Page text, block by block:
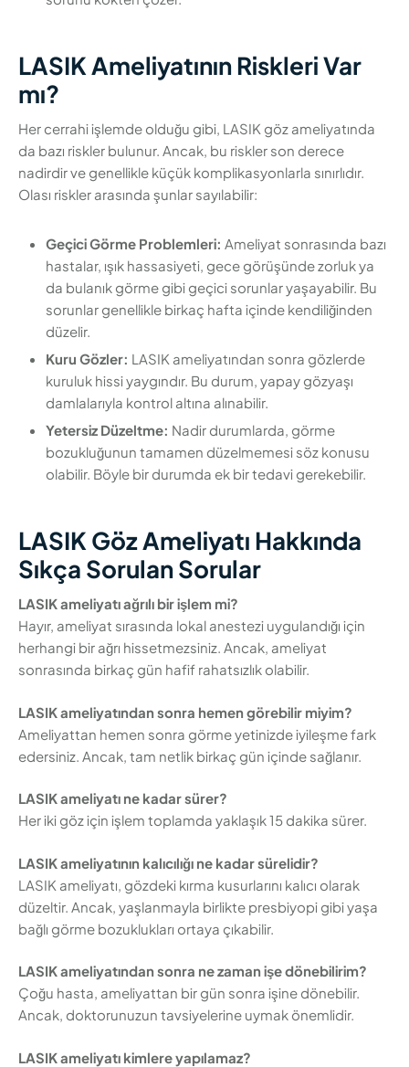
LASIK Ameliyatının Riskleri Var
mı?
Her cerrahi işlemde olduğu gibi, LASIK göz ameliyatında
da bazı riskler bulunur. Ancak, bu riskler son derece
nadirdir ve genellikle küçük komplikasyonlarla sınırlıdır.
Olası riskler arasında şunlar sayılabilir:
Geçici Görme Problemleri: Ameliyat sonrasında bazı
hastalar, ışık hassasiyeti, gece görüşünde zorluk ya
da bulanık görme gibi geçici sorunlar yaşayabilir. Bu
sorunlar genellikle birkaç hafta içinde kendiliğinden
düzelir.
Kuru Gözler: LASIK ameliyatından sonra gözlerde
kuruluk hissi yaygındır. Bu durum, yapay gözyaşı
damlalarıyla kontrol altına alınabilir.
Yetersiz Düzeltme: Nadir durumlarda, görme
bozukluğunun tamamen düzelmemesi söz konusu
olabilir. Böyle bir durumda ek bir tedavi gerekebilir.
LASIK Göz Ameliyatı Hakkında
Sıkça Sorulan Sorular
LASIK ameliyatı ağrılı bir işlem mi?
Hayır, ameliyat sırasında lokal anestezi uygulandığı için
herhangi bir ağrı hissetmezsiniz. Ancak, ameliyat
sonrasında birkaç gün hafif rahatsızlık olabilir.
LASIK ameliyatından sonra hemen görebilir miyim?
Ameliyattan hemen sonra görme yetinizde iyileşme fark
edersiniz. Ancak, tam netlik birkaç gün içinde sağlanır.
LASIK ameliyatı ne kadar sürer?
Her iki göz için işlem toplamda yaklaşık 15 dakika sürer.
LASIK ameliyatının kalıcılığı ne kadar sürelidir?
LASIK ameliyatı, gözdeki kırma kusurlarını kalıcı olarak
düzeltir. Ancak, yaşlanmayla birlikte presbiyopi gibi yaşa
bağlı görme bozuklukları ortaya çıkabilir.
LASIK ameliyatından sonra ne zaman işe dönebilirim?
Çoğu hasta, ameliyattan bir gün sonra işine dönebilir.
Ancak, doktorunuzun tavsiyelerine uymak önemlidir.
LASIK ameliyatı kimlere yapılamaz?